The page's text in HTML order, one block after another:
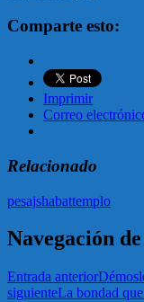
Comparte esto:
Imprimir
Correo
Relacionado
pesajshabattemplo
Navegación
Entrada anterior
siguienteLa bondad